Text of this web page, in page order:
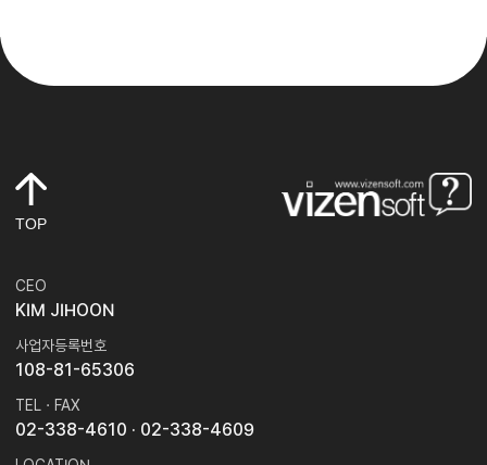
TOP
CEO
KIM JIHOON
사업자등록번호
108-81-65306
TEL · FAX
02-338-4610 · 02-338-4609